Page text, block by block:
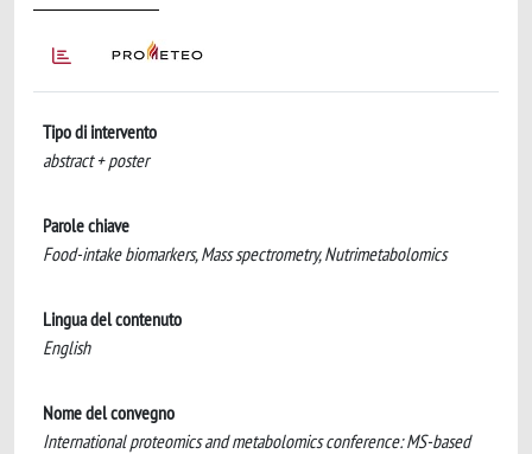
Tipo di intervento
abstract + poster
Parole chiave
Food-intake biomarkers, Mass spectrometry, Nutrimetabolomics
Lingua del contenuto
English
Nome del convegno
International proteomics and metabolomics conference: MS-based